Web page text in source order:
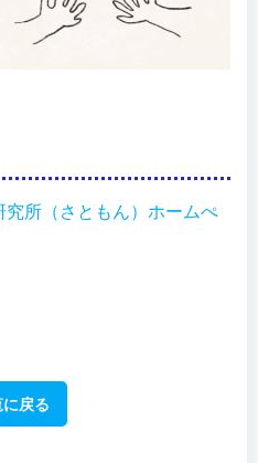
所（さともん）ホームぺ
戻る